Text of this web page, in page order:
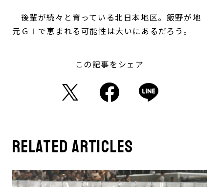
後輩が続々と育っている北日本地区。飯野が地
元ＧⅠで恵まれる可能性は大いにあるだろう。
この記事をシェア
related articles